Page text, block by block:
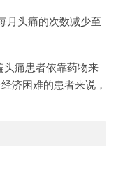
头痛的次数减少至
痛患者依靠药物来
济困难的患者来说，